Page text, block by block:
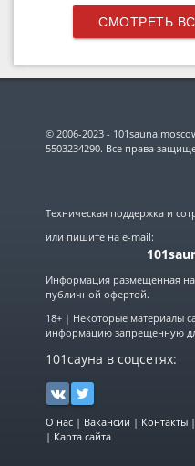
СМОТРЕТЬ
© 2006-2023 -
5503234290. Все права
Техническая поддержка и
или пишите на e-mail:
Информация размещенная на
публичной офертой.
18+ | Некоторые материалы
информацию запрещенную
101сауна в соцсетях:
О нас | Вакансии | Контакты |
| Карта сайта